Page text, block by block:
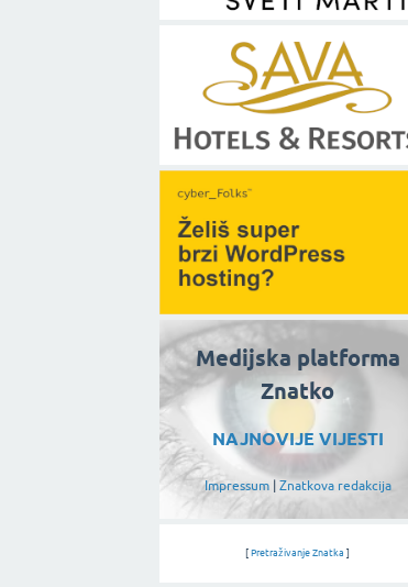
Medijska platforma
Znatko
NAJNOVIJE VIJESTI
Impressum| Znatkova redakcija
[ Pretraživanje Znatka ]